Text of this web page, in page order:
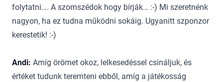
folytatni…. A szomszédok hogy bírják… :-) Mi szeretnénk
nagyon, ha ez tudna működni sokáig. Ugyanitt szponzor
kerestetik! :-)
Andi: Amíg örömet okoz, lelkesedéssel csináljuk, és
értéket tudunk teremteni ebből, amíg a játékosság